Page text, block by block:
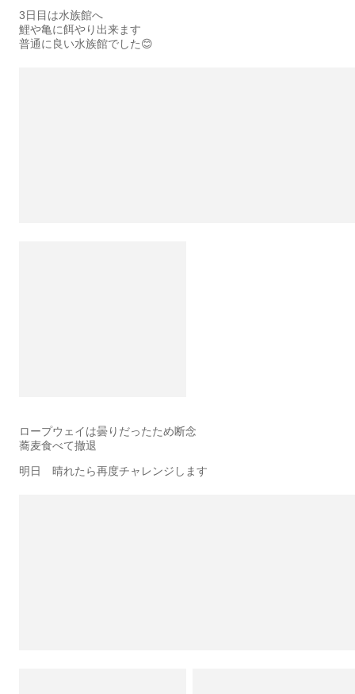
3日目は水族館へ
鯉や亀に餌やり出来ます
普通に良い水族館でした😊
ロープウェイは曇りだったため断念
蕎麦食べて撤退
明日 晴れたら再度チャレンジします